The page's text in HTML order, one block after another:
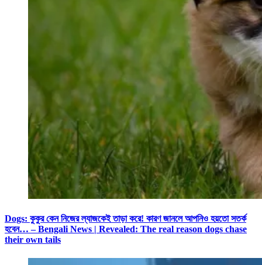
Dogs: কুকুর কেন নিজের ল্যাজকেই তাড়া করে! কারণ জানলে আপনিও হয়তো সতর্ক
হবেন… – Bengali News | Revealed: The real reason dogs chase
their own tails